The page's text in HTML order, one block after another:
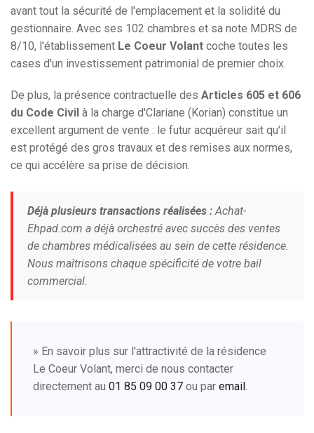
avant tout la sécurité de l'emplacement et la solidité du
gestionnaire. Avec ses 102 chambres et sa note MDRS de
8/10, l'établissement Le Coeur Volant coche toutes les
cases d'un investissement patrimonial de premier choix.
De plus, la présence contractuelle des Articles 605 et 606
du Code Civil à la charge d'Clariane (Korian) constitue un
excellent argument de vente : le futur acquéreur sait qu'il
est protégé des gros travaux et des remises aux normes,
ce qui accélère sa prise de décision.
Déjà plusieurs transactions réalisées :Achat-
Ehpad.com a déjà orchestré avec succès des ventes
de chambres médicalisées au sein de cette résidence.
Nous maîtrisons chaque spécificité de votre bail
commercial.
» En savoir plus sur l'attractivité de la résidence
Le Coeur Volant, merci de nous contacter
directement au 01 85 09 00 37 ou par email.